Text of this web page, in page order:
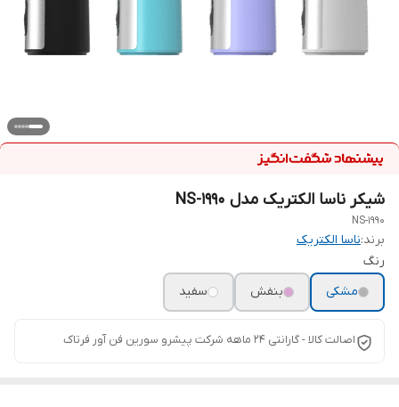
شیکر ناسا الکتریک مدل NS-1990
NS-1990
برند:ناسا الکتریک
رنگ
مشکی
بنفش سفید
اصالت کالا - گارانتی ۲۴ ماهه شرکت پیشرو سورین فن آور فرتاک